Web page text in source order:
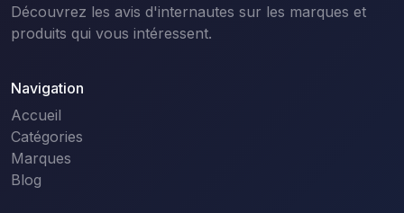
Découvrez les avis d'internautes sur les marques et
produits qui vous intéressent.
Navigation
Accueil
Catégories
Marques
Blog